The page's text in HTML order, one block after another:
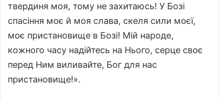
твердиня моя, тому не захитаюсь! У Бозі
спасіння моє й моя слава, скеля сили моєї,
моє пристановище в Бозі! Мій народе,
кожного часу надійтесь на Нього, серце своє
перед Ним виливайте, Бог для нас
пристановище!».